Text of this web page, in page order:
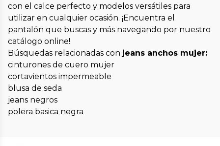
con el calce perfecto y modelos versátiles para
utilizar en cualquier ocasión. ¡Encuentra el
pantalón que buscas y más navegando por nuestro
catálogo online!
Búsquedas relacionadas con jeans anchos mujer:
cinturones de cuero mujer
cortavientos impermeable
blusa de seda
jeans negros
polera basica negra